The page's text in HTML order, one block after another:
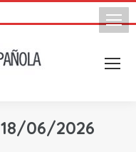
18/06/2026